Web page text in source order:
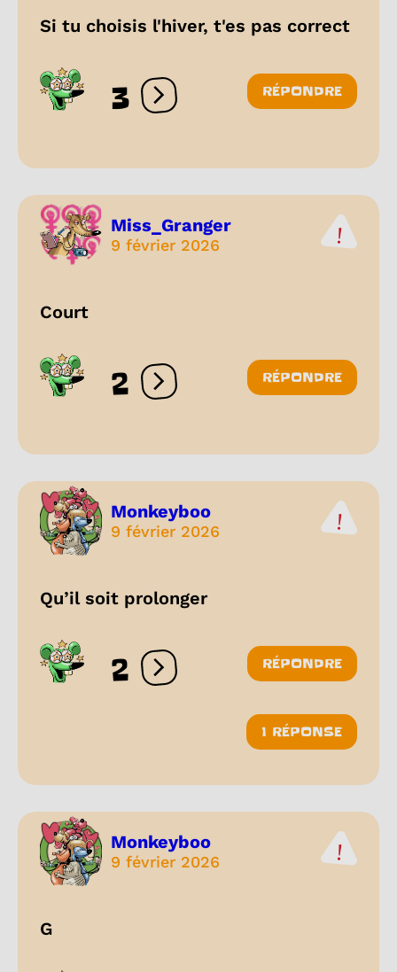
Si tu choisis l'hiver, t'es pas correct
3 Ouvrir les réactions
RÉPONDRE
Miss_Granger
9 février 2026
Court
2 Ouvrir les réactions
RÉPONDRE
Monkeyboo
9 février 2026
Qu’il soit prolonger
2 Ouvrir les réactions
RÉPONDRE
1 RÉPONSE
Monkeyboo
9 février 2026
G